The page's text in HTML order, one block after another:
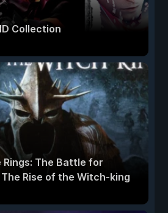
Collection
The Battle for
Rise of the Witch-king